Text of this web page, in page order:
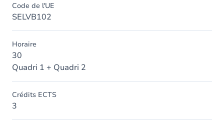
Code de l'UE
SELVB102
Horaire
30
Quadri 1 + Quadri 2
Crédits ECTS
3